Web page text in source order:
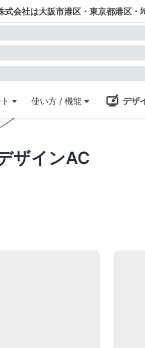
式会社は大阪市港区・東京都港区・
使い方 / 機能 デザ
ザインAC